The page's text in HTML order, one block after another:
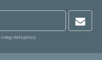
integritetspolicy.